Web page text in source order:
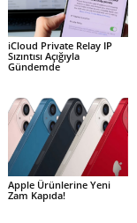
iCloud Private Relay IP
Sızıntısı Açığıyla
Gündemde
Apple Ürünlerine Yeni
Zam Kapıda!